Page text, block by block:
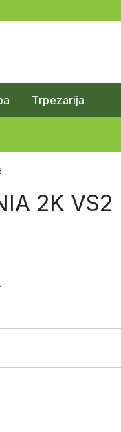
Trpezarija
2K VS2